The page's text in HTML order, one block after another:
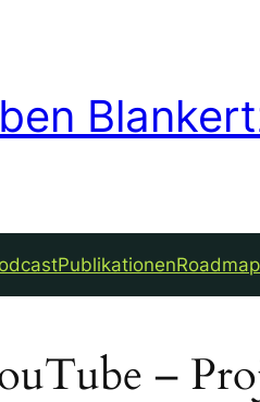
PublikationenRoadmap
–